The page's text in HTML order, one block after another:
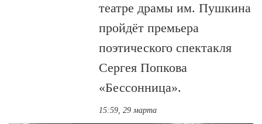
театре драмы им. Пушкина
пройдёт премьера
поэтического спектакля
Сергея Попкова
«Бессонница».
15:59, 29 марта